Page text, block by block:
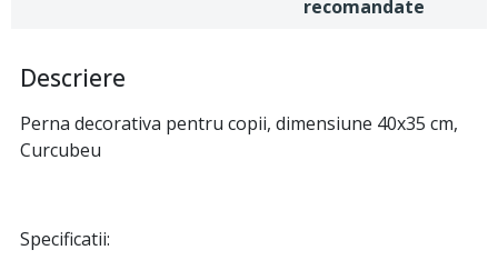
recomandate
Descriere
Perna decorativa pentru copii, dimensiune 40x35 cm,
Curcubeu
Specificatii: